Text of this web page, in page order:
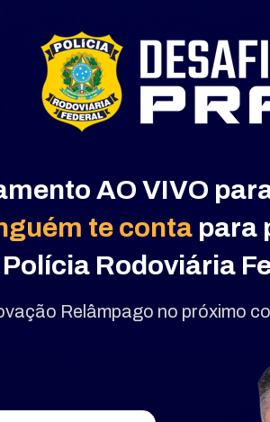
AO VIVO
te conta para
Polícia Rodoviária
Relâmpago no próximo